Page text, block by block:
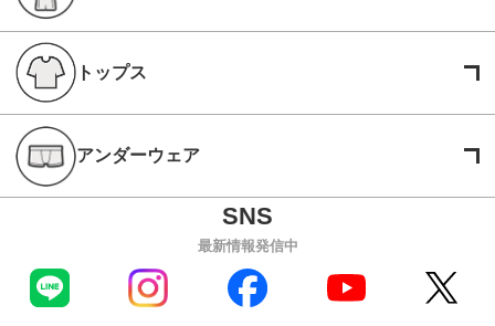
トップス
アンダーウェア
最新情報発信中